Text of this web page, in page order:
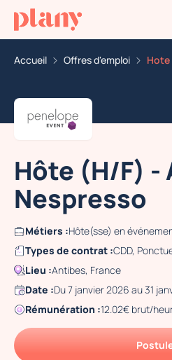
Accueil Offres d'emploi
Hôte (H/F)
Nespresso
Métiers :Hôte(sse) en
Types de contrat :CDD,
Lieu :Antibes, France
Date :Du 7 janvier 2026 au 31
Rémunération :12.02€ brut/